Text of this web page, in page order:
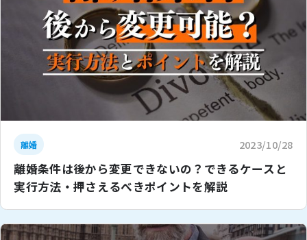
離婚 2023/10/28
離婚条件は後から変更できないの？できるケースと
実行方法・押さえるべきポイントを解説